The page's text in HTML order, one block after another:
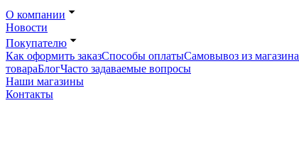
О компании
Новости
Покупателю
Как оформить заказСпособы оплатыСамовывоз из магазина
товараБлогЧасто задаваемые вопросы
Наши магазины
Контакты